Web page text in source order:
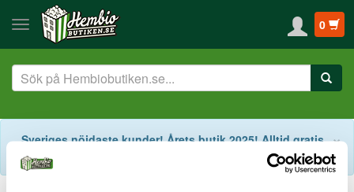
0
×
Sveriges nöjdaste kunder! Årets butik 2025! Alltid gratis
fraktalternativ! Support på svenska!